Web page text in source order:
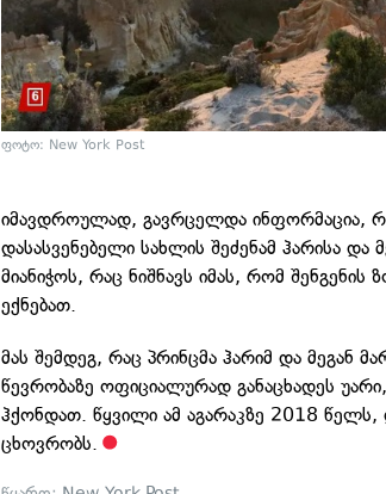
ფოტო: New York Post
იმავდროულად, გავრცელდა ინფორმაცია,
დასასვენებელი სახლის შეძენამ ჰარისა
მიანიჭოს, რაც ნიშნავს იმას, რომ შენგენის
ექნებათ.
მას შემდეგ, რაც პრინცმა ჰარიმ და მეგან
წევრობაზე ოფიციალურად განაცხადეს
ჰქონდათ. წყვილი ამ აგარაკზე 2018 წელს,
ცხოვრობს.